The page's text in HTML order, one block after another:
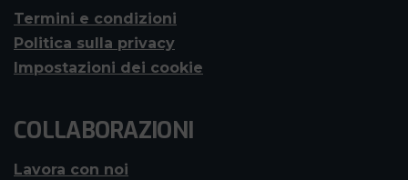
Termini e condizioni
Politica sulla privacy
Impostazioni dei cookie
COLLABORAZIONI
Lavora con noi